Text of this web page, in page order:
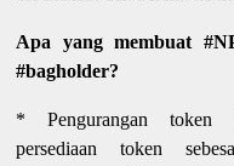
Apa yang membuat
#bagholder?
* Pengurangan token
persediaan token